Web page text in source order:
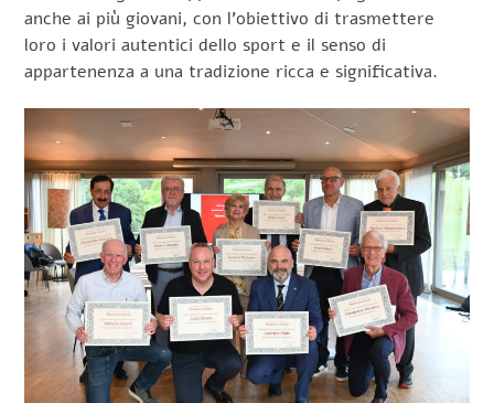
anche ai più giovani, con l’obiettivo di trasmettere
loro i valori autentici dello sport e il senso di
appartenenza a una tradizione ricca e significativa.